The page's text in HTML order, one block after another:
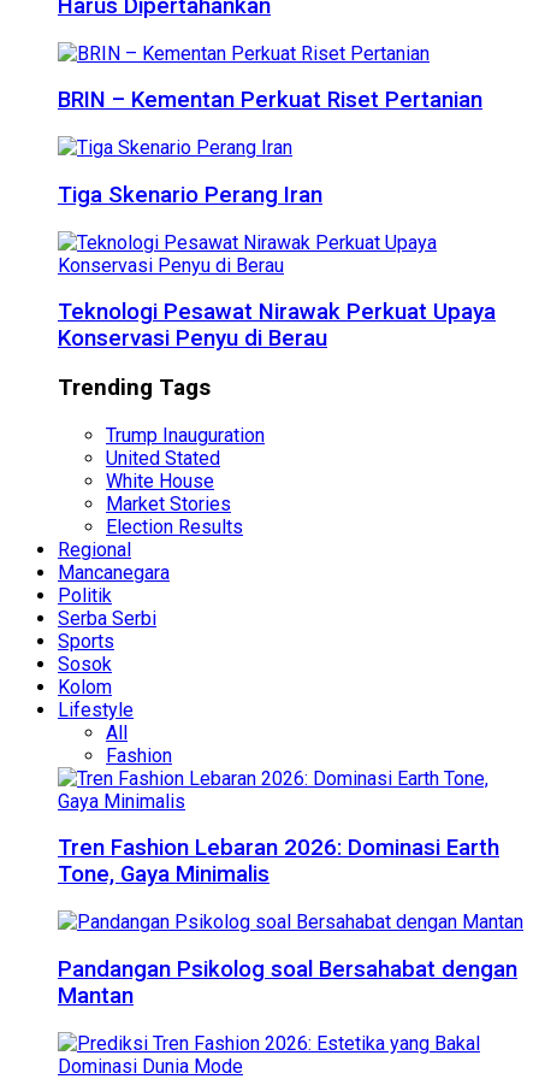
Harus Dipertahankan
BRIN – Kementan Perkuat Riset Pertanian
Tiga Skenario Perang Iran
Teknologi Pesawat Nirawak Perkuat Upaya
Konservasi Penyu di Berau
Trending Tags
Trump Inauguration
United Stated
White House
Market Stories
Election Results
Regional
Mancanegara
Politik
Serba Serbi
Sports
Sosok
Kolom
Lifestyle
All
Fashion
Tren Fashion Lebaran 2026: Dominasi Earth
Tone, Gaya Minimalis
Pandangan Psikolog soal Bersahabat dengan
Mantan